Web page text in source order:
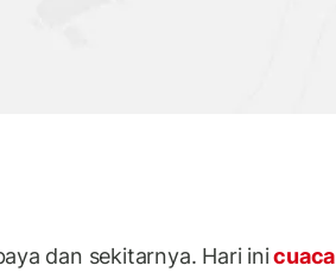
dan sekitarnya. Hari inicuaca